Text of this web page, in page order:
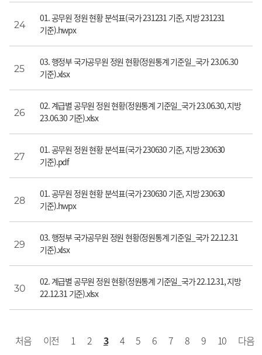
24
01. 공무원 정원 현황 분석표(국가 231231 기준, 지방 231231
기준).hwpx
25
03. 행정부 국가공무원 정원 현황(정원통계 기준일_국가 23.06.30
기준).xlsx
26
02. 계급별 공무원 정원 현황(정원통계 기준일_국가 23.06.30, 지방
23.06.30 기준).xlsx
27
01. 공무원 정원 현황 분석표(국가 230630 기준, 지방 230630
기준).pdf
28
01. 공무원 정원 현황 분석표(국가 230630 기준, 지방 230630
기준).hwpx
29
03. 행정부 국가공무원 정원 현황(정원통계 기준일_국가 22.12.31
기준).xlsx
30
02. 계급별 공무원 정원 현황(정원통계 기준일_국가 22.12.31, 지방
22.12.31 기준).xlsx
처음 이전 1 2 3 4 5 6 7 8 9 10 다음